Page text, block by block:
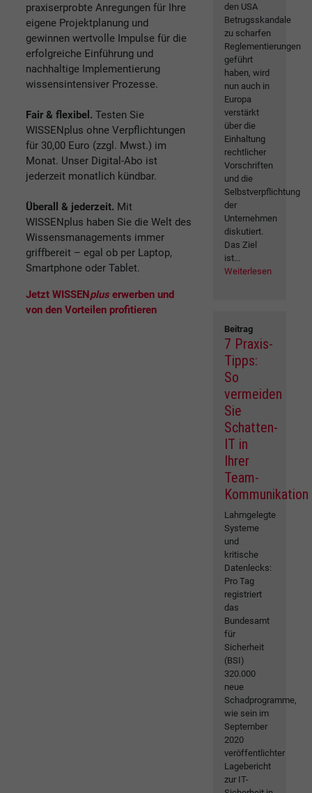
praxiserprobte Anregungen für Ihre
eigene Projektplanung und
gewinnen wertvolle Impulse für die
erfolgreiche Einführung und
nachhaltige Implementierung
wissensintensiver Prozesse.
Fair & flexibel. Testen Sie
WISSENplus ohne Verpflichtungen
für 30,00 Euro (zzgl. Mwst.) im
Monat. Unser Digital-Abo ist
jederzeit monatlich kündbar.
Überall & jederzeit. Mit
WISSENplus haben Sie die Welt des
Wissensmanagements immer
griffbereit – egal ob per Laptop,
Smartphone oder Tablet.
Jetzt WISSENplus erwerben und
von den Vorteilen profitieren
den USA
Betrugsskandale
zu scharfen
Reglementierungen
geführt
haben, wird
nun auch in
Europa
verstärkt
über die
Einhaltung
rechtlicher
Vorschriften
und die
Selbstverpflichtung
der
Unternehmen
diskutiert.
Das Ziel
ist...
Weiterlesen
Beitrag
7 Praxis-
Tipps:
So
vermeiden
Sie
Schatten-
IT in
Ihrer
Team-
Kommunikation
Lahmgelegte
Systeme
und
kritische
Datenlecks:
Pro Tag
registriert
das
Bundesamt
für
Sicherheit
(BSI)
320.000
neue
Schadprogramme,
wie sein im
September
2020
veröffentlichter
Lagebericht
zur IT-